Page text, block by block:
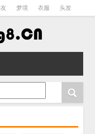
梦境 衣服 头发